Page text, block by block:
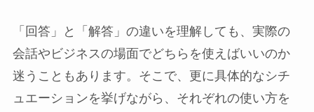
「回答」と「解答」の違いを理解しても、実際の
会話やビジネスの場面でどちらを使えばいいのか
迷うこともあります。そこで、更に具体的なシチ
ュエーションを挙げながら、それぞれの使い方を